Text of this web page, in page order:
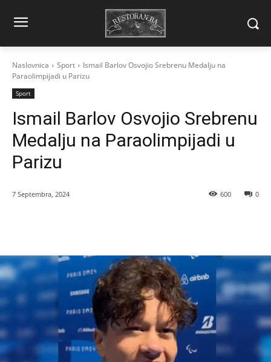
Naslovnica Sport
Ismail Barlov Osvojio Srebrenu Medalju na
Paraolimpijadi u Parizu
Sport
Ismail Barlov Osvojio Srebrenu
Medalju na Paraolimpijadi u
Parizu
7 Septembra, 2024 0
600